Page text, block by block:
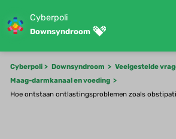
Cyberpoli
Downsyndroom
Cyberpoli Downsyndroom
Veelgestelde
Maag-darmkanaal en voeding
Hoe ontstaan ontlastingsproblemen zoals